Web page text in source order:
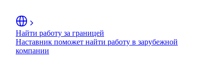
Найти работу за границей
Наставник поможет найти работу в зарубежной
компании